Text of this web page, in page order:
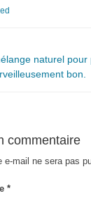
naturel
bon.
commentaire
e-mail ne sera pas
*